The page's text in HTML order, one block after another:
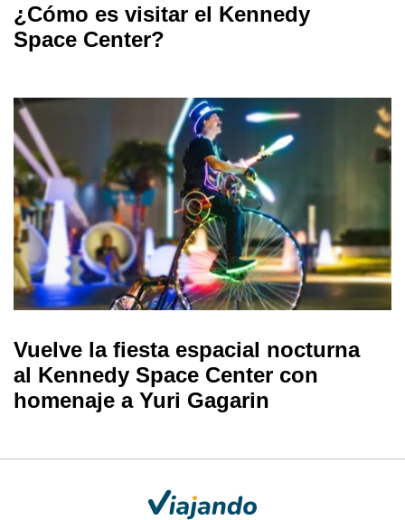
¿Cómo es visitar el Kennedy
Space Center?
Vuelve la fiesta espacial nocturna
al Kennedy Space Center con
homenaje a Yuri Gagarin